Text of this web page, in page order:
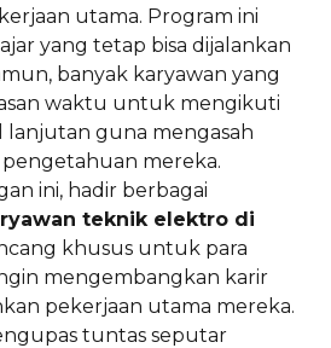
utama. Program ini
yang tetap bisa dijalankan
banyak karyawan yang
waktu untuk mengikuti
lanjutan guna mengasah
mereka.
ini, hadir berbagai
teknik elektro di
khusus untuk para
mengembangkan karir
pekerjaan utama mereka.
tuntas seputar